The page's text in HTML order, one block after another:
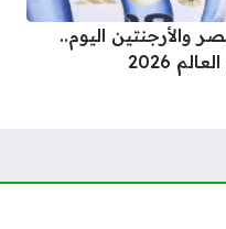
والأرجنتين اليوم..
2026